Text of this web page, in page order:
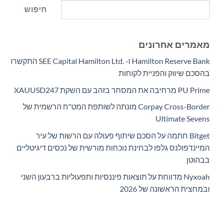
חיפוש
מאמרים אחרונים
Hamilton Reserve Bank ו- SEE Capital Hamilton Ltd.‎ התקשרו
בהסכם שיווק והפניית לקוחות
PU Prime מרחיבה את המסחר בזהב עם השקת XAUUSD247
Corpay Cross-Border מונתה לשותפת המט"ח הרשמית של
Ultimate Sevens
Bitget חתמה על הסכם שיתוף פעולה עם הרשות של עיר
המיינדפולנס גלפו לבחינת נוכחות מורשית של נכסים דיגיטליים
בבהוטן
Nyxoah מדווחת על תוצאות פיננסיות ותפעוליות ברבעון השני
ובמחצית הראשונה של 2026